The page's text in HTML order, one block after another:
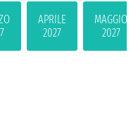
APRILE
2027
MAGGIO
2027